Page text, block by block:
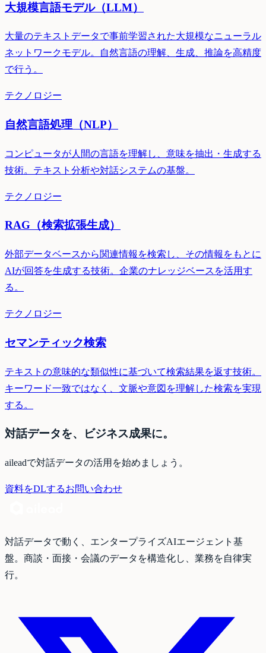
大規模言語モデル（LLM）
大量のテキストデータで事前学習された大規模なニューラル
ネットワークモデル。自然言語の理解、生成、推論を高精度
で行う。
テクノロジー
自然言語処理（NLP）
コンピュータが人間の言語を理解し、意味を抽出・生成する
技術。テキスト分析や対話システムの基盤。
テクノロジー
RAG（検索拡張生成）
外部データベースから関連情報を検索し、その情報をもとに
AIが回答を生成する技術。企業のナレッジベースを活用す
る。
テクノロジー
セマンティック検索
テキストの意味的な類似性に基づいて検索結果を返す技術。
キーワード一致ではなく、文脈や意図を理解した検索を実現
する。
対話データを、ビジネス成果に。
aileadで対話データの活用を始めましょう。
資料をDLするお問い合わせ
対話データで動く、エンタープライズAIエージェント基
盤。商談・面接・会議のデータを構造化し、業務を自律実
行。